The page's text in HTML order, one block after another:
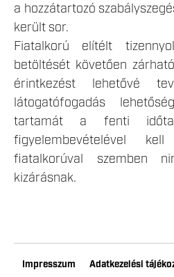
a hozzátartozó
került sor.
Fiatalkorú elítélt
betöltését követően
érintkezést lehetővé
látogatófogadás
tartamát a fenti
figyelembevételével
fiatalkorúval szemben
kizárásnak.
Impresszum Adatkezelési